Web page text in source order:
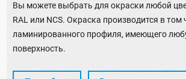
Вы можете выбрать для окраски любой
RAL или NCS. Окраска производится в том
ламинированного профиля, имеющего
поверхность.